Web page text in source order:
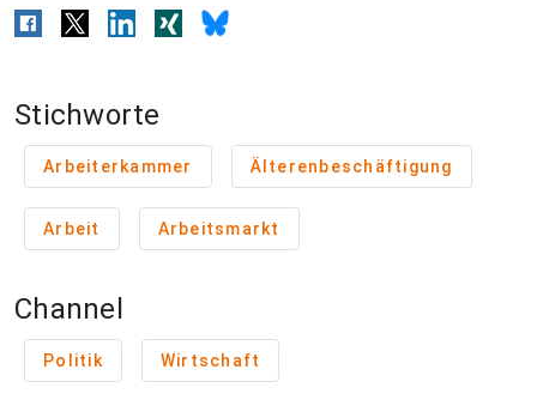
Stichworte
Arbeiterkammer Älterenbeschäftigung
Arbeit Arbeitsmarkt
Channel
Politik Wirtschaft